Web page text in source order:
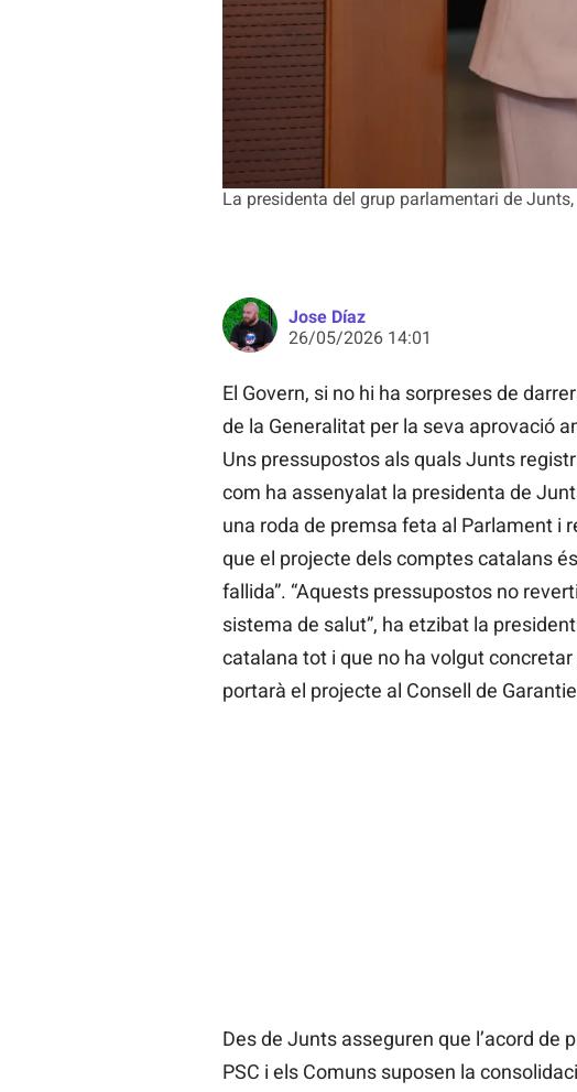
La presidenta del grup parlamentari de
Jose Díaz
26/05/2026 14:01
El Govern, si no hi ha sorpreses de
de la Generalitat per la seva aprovació
Uns pressupostos als quals Junts
com ha assenyalat la presidenta de
una roda de premsa feta al Parlament i
que el projecte dels comptes catalans
fallida”. “Aquests pressupostos no
sistema de salut”, ha etzibat la
catalana tot i que no ha volgut
portarà el projecte al Consell de
Des de Junts asseguren que l’acord de
PSC i els Comuns suposen la